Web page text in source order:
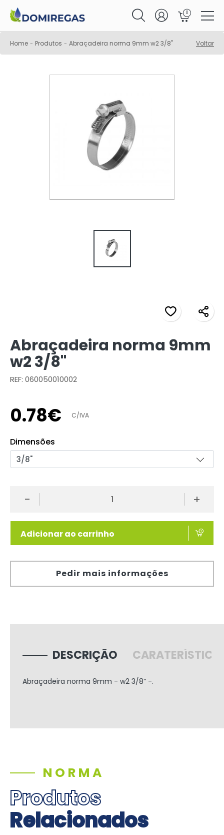
0
Home - Produtos - Abraçadeira norma 9mm w2 3/8" Voltar
Abraçadeira norma 9mm
w2 3/8"
REF: 060050010002
0.78€ C/IVA
Dimensões
- +
Adicionar ao carrinho
Pedir mais informações
DESCRIÇÃO
Abraçadeira norma 9mm - w2 3/8” -.
NORMA
Produtos
Relacionados